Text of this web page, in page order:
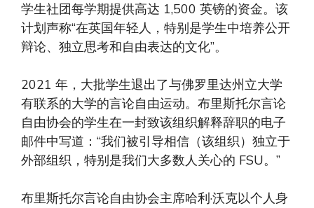
学生社团每学期提供高达 1,500 英镑的资金。该
计划声称“在英国年轻人，特别是学生中培养公开
辩论、独立思考和自由表达的文化”。
2021 年，大批学生退出了与佛罗里达州立大学
有联系的大学的言论自由运动。布里斯托尔言论
自由协会的学生在一封致该组织解释辞职的电子
邮件中写道：“我们被引导相信（该组织）独立于
外部组织，特别是我们大多数人关心的 FSU。”
布里斯托尔言论自由协会主席哈利·沃克以个人身